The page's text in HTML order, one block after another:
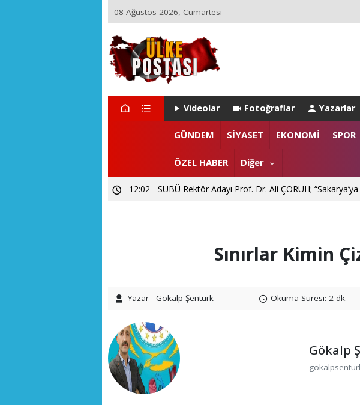
08 Ağustos 2026, Cumartesi
Videolar Fotoğraflar Yazarlar
GÜNDEM SİYASET EKONOMİ SPOR
ÖZEL HABER Diğer
22:29 - ZEYNEP ARI TETİK İSTANBUL EMNİYET
12:02 - SUBÜ Rektör Adayı Prof. Dr. Ali ÇORUH;
Sınırlar Kimin
Yazar - Gökalp Şentürk Okuma Süresi: 2 dk.
Gökalp